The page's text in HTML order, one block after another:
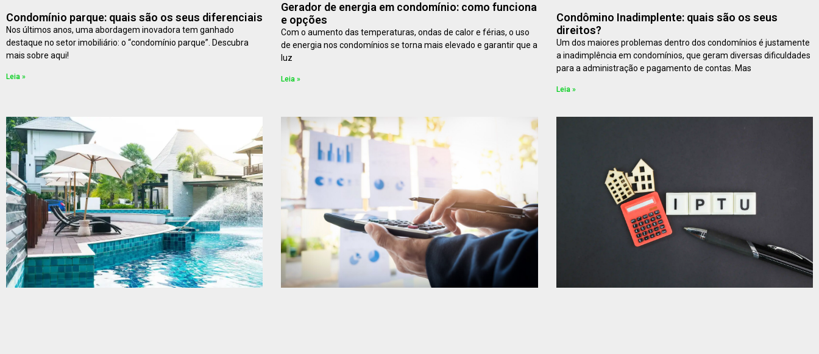
Condomínio parque: quais são os seus diferenciais
Nos últimos anos, uma abordagem inovadora tem ganhado
destaque no setor imobiliário: o “condomínio parque”. Descubra
mais sobre aqui!
Leia »
Gerador de energia em condomínio: como funciona
e opções
Com o aumento das temperaturas, ondas de calor e férias, o uso
de energia nos condomínios se torna mais elevado e garantir que a
luz
Leia »
Condômino Inadimplente: quais são os seus
direitos?
Um dos maiores problemas dentro dos condomínios é justamente
a inadimplência em condomínios, que geram diversas dificuldades
para a administração e pagamento de contas. Mas
Leia »